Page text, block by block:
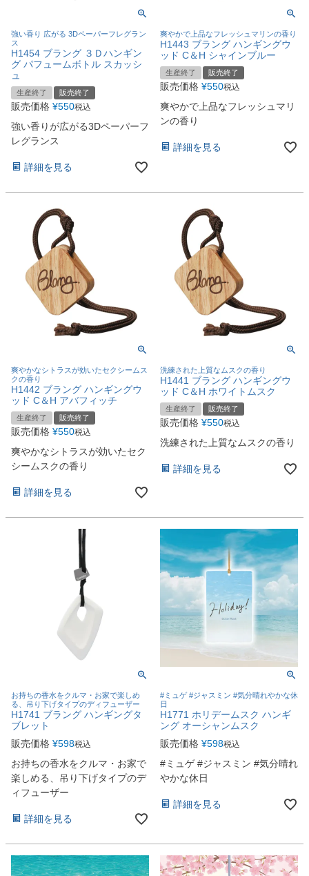
強い香り 広がる 3Dペーパーフレグラン
ス
H1454 ブラング ３Ｄハンギン
グ パフュームボトル スカッシ
ュ
生産終了 販売終了
販売価格 ¥550税込
強い香りが広がる3Dペーパーフ
レグランス
詳細を見る
爽やかで上品なフレッシュマリンの香り
H1443 ブラング ハンギングウ
ッド C＆H シャインブルー
生産終了 販売終了
販売価格 ¥550税込
爽やかで上品なフレッシュマリ
ンの香り
詳細を見る
爽やかなシトラスが効いたセクシームス
クの香り
H1442 ブラング ハンギングウ
ッド C＆H アバフィッチ
生産終了 販売終了
販売価格 ¥550税込
爽やかなシトラスが効いたセク
シームスクの香り
詳細を見る
洗練された上質なムスクの香り
H1441 ブラング ハンギングウ
ッド C＆H ホワイトムスク
生産終了 販売終了
販売価格 ¥550税込
洗練された上質なムスクの香り
詳細を見る
お持ちの香水をクルマ・お家で楽しめ
る、吊り下げタイプのディフューザー
H1741 ブラング ハンギングタ
ブレット
販売価格 ¥598税込
お持ちの香水をクルマ・お家で
楽しめる、吊り下げタイプのデ
ィフューザー
詳細を見る
#ミュゲ #ジャスミン #気分晴れやかな休
日
H1771 ホリデームスク ハンギ
ング オーシャンムスク
販売価格 ¥598税込
#ミュゲ #ジャスミン #気分晴れ
やかな休日
詳細を見る